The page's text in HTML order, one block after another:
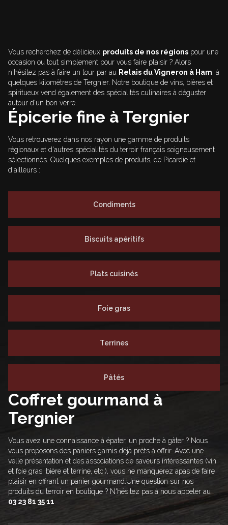
Vous recherchez de délicieux produits de nos régions pour une
occasion ou tout simplement pour vous faire plaisir ? Alors
n'hésitez pas à faire un tour par au Relais du Vigneron à Ham, à
quelques kilomètres de Tergnier. Notre boutique de vins, bières et
spiritueux vend également des spécialités culinaires à déguster
autour d'un bon verre.
Épicerie fine à Tergnier
Vous retrouverez dans nos rayon une gamme de produits
régionaux et d'autres spécialités du terroir français soigneusement
sélectionnés. Quelques exemples de produits, de Picardie et
d'ailleurs :
Condiments
Biscuits apéritifs
Plats cuisinés
Foie gras
Terrines
Pâtés
Coffret gourmand à
Tergnier
Vous avez une connaissance à épater, un proche à gâter ? Nous
vous proposons des paniers garnis déjà prêts à offrir. Avec une
velle présentation et des associations de saveurs intéressantes (vin
et foie gras, bière et terrine, etc.), vous ne manquerez apas de faire
plaisir en offrant un panier gourmand. Une question sur nos
produits du terroir en boutique ? N'hésitez pas à nous appeler au
03 23 81 35 11